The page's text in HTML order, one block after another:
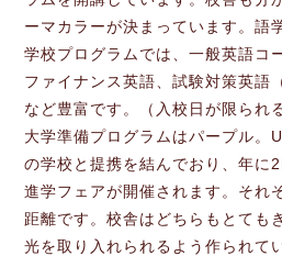
ーマカラーが決まっています。語
学校プログラムでは、一般英語コ
ファイナンス英語、試験対策英語
など豊富です。（入校日が限られ
大学準備プログラムはパープル。
の学校と提携を結んでおり、年に
進学フェアが開催されます。それ
距離です。校舎はどちらもとても
光を取り入れられるよう作られて